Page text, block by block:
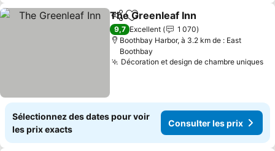
PartagerAjouter à mes favoris
The Greenleaf Inn
9,7 Excellent
1 070
Boothbay Harbor, à 3.2 km de : East
Boothbay
Décoration et design de chambre uniques
Sélectionnez des dates pour voir
les prix exacts
Consulter les prix